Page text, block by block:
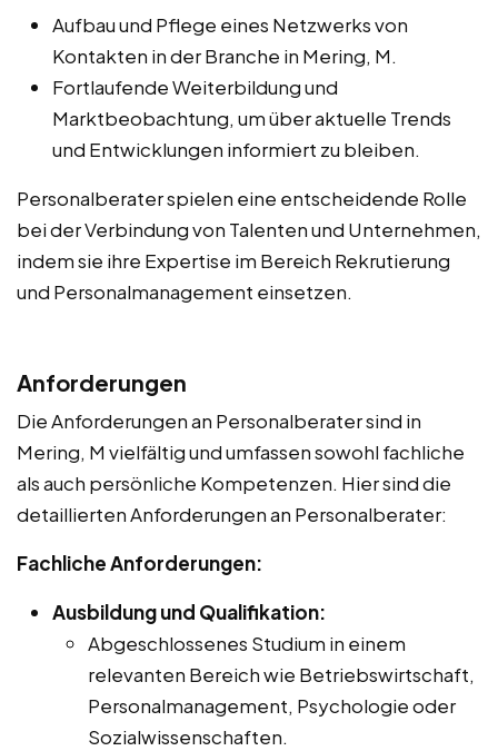
Aufbau und Pflege eines Netzwerks von
Kontakten in der Branche in Mering, M.
Fortlaufende Weiterbildung und
Marktbeobachtung, um über aktuelle Trends
und Entwicklungen informiert zu bleiben.
Personalberater spielen eine entscheidende Rolle
bei der Verbindung von Talenten und Unternehmen,
indem sie ihre Expertise im Bereich Rekrutierung
und Personalmanagement einsetzen.
Anforderungen
Die Anforderungen an Personalberater sind in
Mering, M vielfältig und umfassen sowohl fachliche
als auch persönliche Kompetenzen. Hier sind die
detaillierten Anforderungen an Personalberater:
Fachliche Anforderungen:
Ausbildung und Qualifikation:
Abgeschlossenes Studium in einem
relevanten Bereich wie Betriebswirtschaft,
Personalmanagement, Psychologie oder
Sozialwissenschaften.